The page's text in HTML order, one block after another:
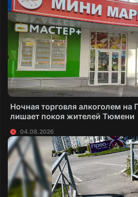
Ночная торговля алкоголем на
лишает покоя жителей Тюмени
04.08.2026